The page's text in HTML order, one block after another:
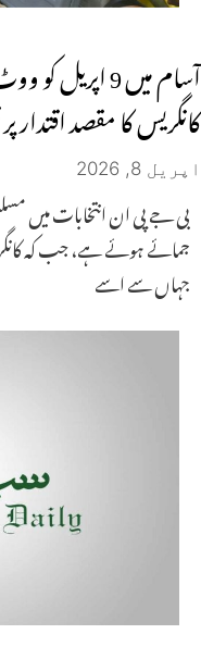
آسام میں 9
کانگریس کا مقصد اقتدار
اپریل 8, 2026
بی جے پی ان انتخابات میں
جمائے ہوئے ہے، جب کہ
جہاں سے اسے